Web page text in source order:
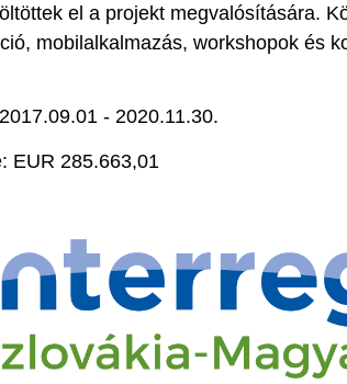
el a projekt megvalósítására.
mobilalkalmazás, workshopok és
- 2020.11.30.
EUR 285.663,01